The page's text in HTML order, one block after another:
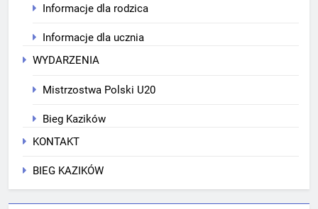
Informacje dla rodzica
Informacje dla ucznia
WYDARZENIA
Mistrzostwa Polski U20
Bieg Kazików
KONTAKT
BIEG KAZIKÓW